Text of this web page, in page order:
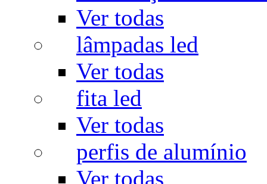
Ver todas
lâmpadas led
Ver todas
fita led
Ver todas
perfis de alumínio
Ver todas